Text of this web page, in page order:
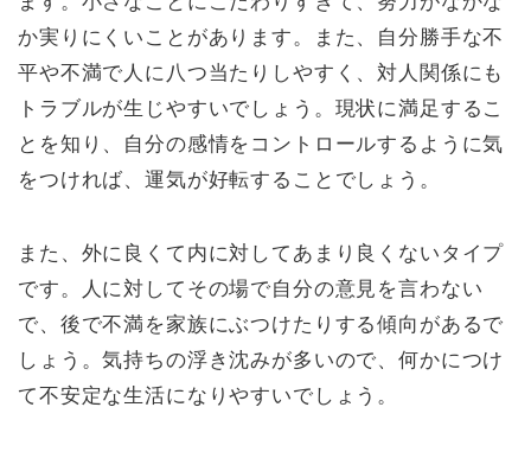
か実りにくいことがあります。また、自分勝手な不
平や不満で人に八つ当たりしやすく、対人関係にも
トラブルが生じやすいでしょう。現状に満足するこ
とを知り、自分の感情をコントロールするように気
をつければ、運気が好転することでしょう。
また、外に良くて内に対してあまり良くないタイプ
です。人に対してその場で自分の意見を言わない
で、後で不満を家族にぶつけたりする傾向があるで
しょう。気持ちの浮き沈みが多いので、何かにつけ
て不安定な生活になりやすいでしょう。